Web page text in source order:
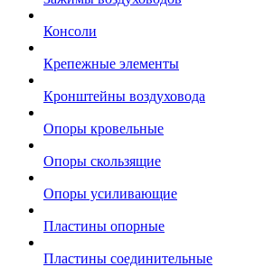
Консоли
Крепежные элементы
Кронштейны воздуховода
Опоры кровельные
Опоры скользящие
Опоры усиливающие
Пластины опорные
Пластины соединительные